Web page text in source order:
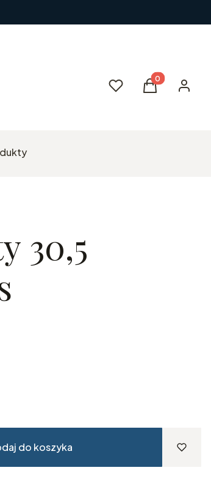
UlubioneProdukty w
Koszyk
30,5
do koszyka